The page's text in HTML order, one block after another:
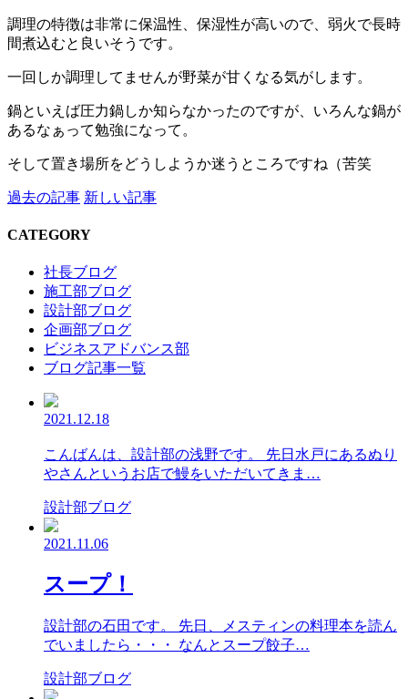
調理の特徴は非常に保温性、保湿性が高いので、弱火で長時
間煮込むと良いそうです。
一回しか調理してませんが野菜が甘くなる気がします。
鍋といえば圧力鍋しか知らなかったのですが、いろんな鍋が
あるなぁって勉強になって。
そして置き場所をどうしようか迷うところですね（苦笑
過去の記事 新しい記事
CATEGORY
社長ブログ
施工部ブログ
設計部ブログ
企画部ブログ
ビジネスアドバンス部
ブログ記事一覧
2021.12.18
こんばんは、設計部の浅野です。 先日水戸にあるぬり
やさんというお店で鰻をいただいてきま…
設計部ブログ
2021.11.06
スープ！
設計部の石田です。 先日、メスティンの料理本を読ん
でいましたら・・・ なんとスープ餃子…
設計部ブログ